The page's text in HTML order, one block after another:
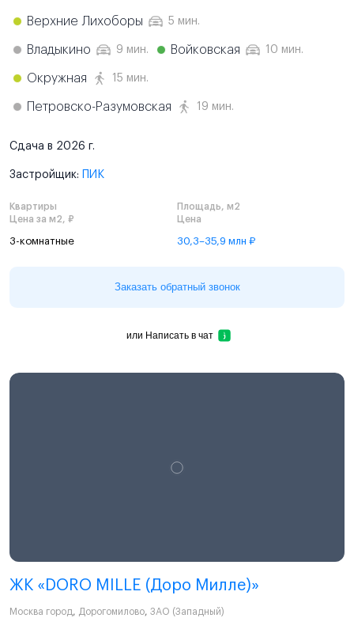
Верхние Лихоборы 5 мин.
Владыкино 9 мин. Войковская 10 мин.
Окружная 15 мин.
Петровско-Разумовская 19 мин.
Сдача в 2026 г.
Застройщик: ПИК
Квартиры
Площадь, м2
Цена за м2, ₽
Цена
3-комнатные 30,3–35,9 млн ₽
Заказать обратный звонок
или Написать в чат
ЖК «DORO MILLE (Доро Милле)»
Москва город, Дорогомилово, ЗАО (Западный)